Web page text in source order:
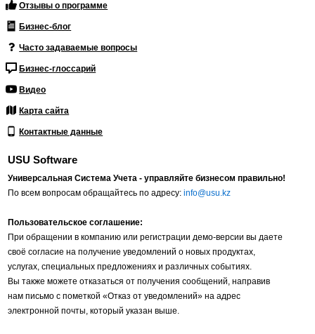
Отзывы о программе
Бизнес-блог
Часто задаваемые вопросы
Бизнес-глоссарий
Видео
Карта сайта
Контактные данные
USU Software
Универсальная Система Учета - управляйте бизнесом правильно!
По всем вопросам обращайтесь по адресу:info@usu.kz
Пользовательское соглашение:
При обращении в компанию или регистрации демо-версии вы даете
своё согласие на получение уведомлений о новых продуктах,
услугах, специальных предложениях и различных событиях.
Вы также можете отказаться от получения сообщений, направив
нам письмо с пометкой «Отказ от уведомлений» на адрес
электронной почты, который указан выше.